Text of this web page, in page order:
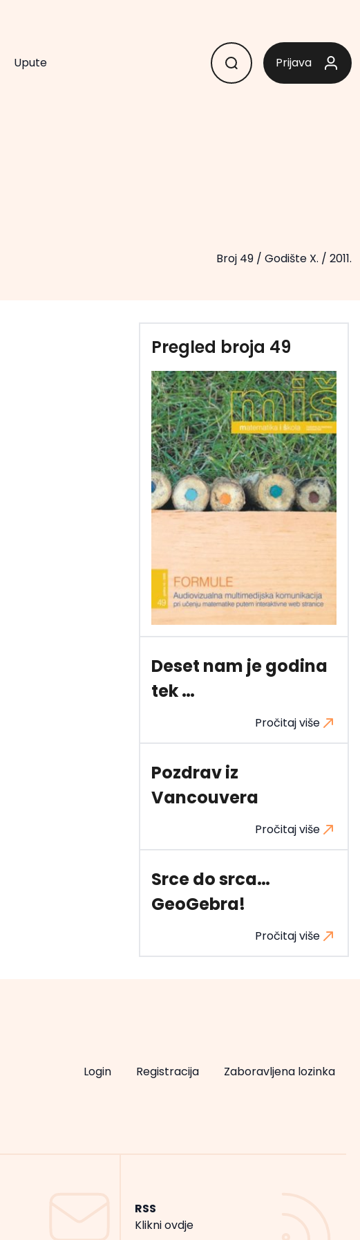
Upute Prijava
Broj 49/ Godište X. / 2011.
Pregled broja 49
Deset nam je godina
tek …
Pročitaj više
Pozdrav iz
Vancouvera
Pročitaj više
Srce do srca…
GeoGebra!
Pročitaj više
Login Registracija Zaboravljena lozinka
RSS
Klikni ovdje